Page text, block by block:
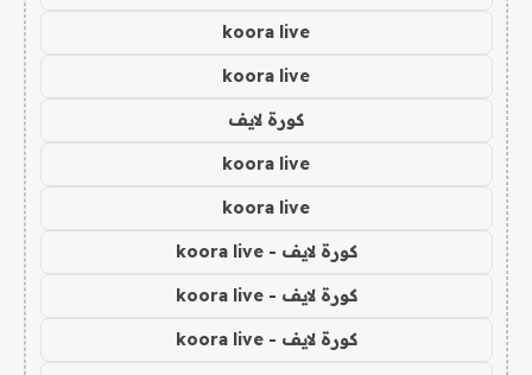
koora live
koora live
كورة لايف
koora live
koora live
كورة لايف - koora live
كورة لايف - koora live
كورة لايف - koora live